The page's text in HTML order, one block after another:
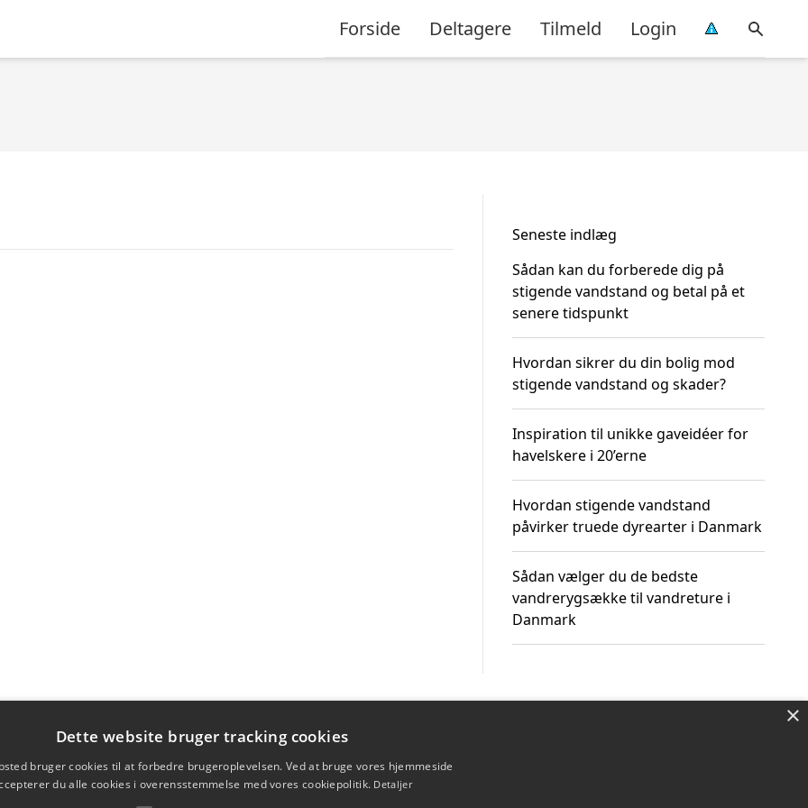
Forside Deltagere Tilmeld Login
Seneste indlæg
Sådan kan du forberede dig på
stigende vandstand og betal på et
senere tidspunkt
Hvordan sikrer du din bolig mod
stigende vandstand og skader?
Inspiration til unikke gaveidéer for
havelskere i 20’erne
Hvordan stigende vandstand
påvirker truede dyrearter i Danmark
Sådan vælger du de bedste
vandrerygsække til vandreture i
Danmark
×
Dette website bruger tracking cookies
bruger cookies til at forbedre brugeroplevelsen. Ved at bruge vores hjemmeside
du alle cookies i overensstemmelse med vores cookiepolitik. Detaljer